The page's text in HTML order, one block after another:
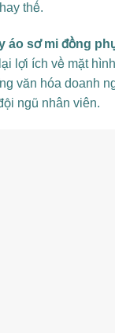
thế.
áo sơ mi đồng
lợi ích về mặt
văn hóa doanh
ngũ nhân viên.